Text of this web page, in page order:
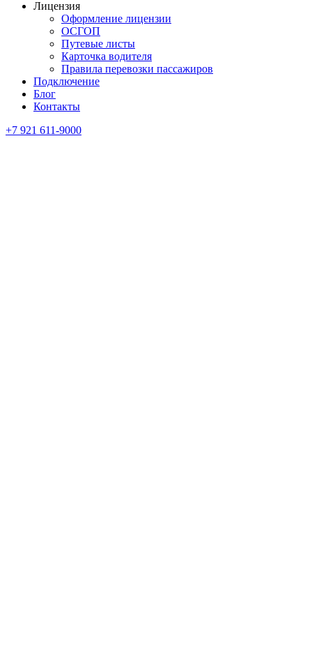
Лицензия
Оформление лицензии
ОСГОП
Путевые листы
Карточка водителя
Правила перевозки пассажиров
Подключение
Блог
Контакты
+7 921 611-9000